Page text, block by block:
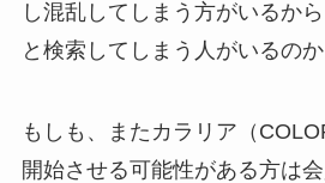
し混乱してしまう方がいるか
と検索してしまう人がいるのか
もしも、またカラリア（
開始させる可能性がある方は